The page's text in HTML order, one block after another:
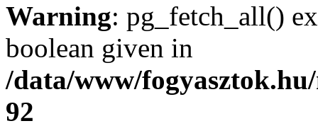
Warning: pg_fetch_all()
boolean given in
/data/www/
92